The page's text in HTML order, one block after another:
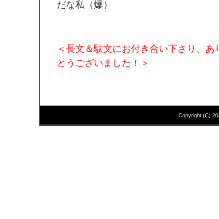
だな私（爆）
＜長文＆駄文にお付き合い下さり、あ
とうございました！＞
Copyright (C)